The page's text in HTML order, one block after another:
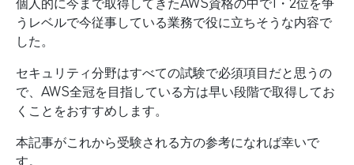
個人的に今まで取得してきたAWS資格の中で1・2位を争
うレベルで今従事している業務で役に立ちそうな内容で
した。
セキュリティ分野はすべての試験で必須項目だと思うの
で、AWS全冠を目指している方は早い段階で取得してお
くことをおすすめします。
本記事がこれから受験される方の参考になれば幸いで
す。